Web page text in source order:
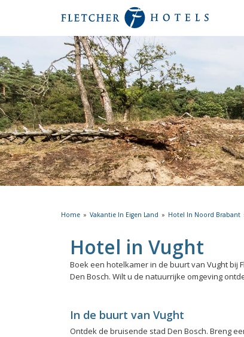
Home Vakantie In Eigen Land Hotel In Noord Brabant
Hotel in Vught
Boek een hotelkamer in de buurt van Vught bij
Den Bosch. Wilt u de natuurrijke omgeving
In de buurt van Vught
Ontdek de bruisende stad Den Bosch. Breng